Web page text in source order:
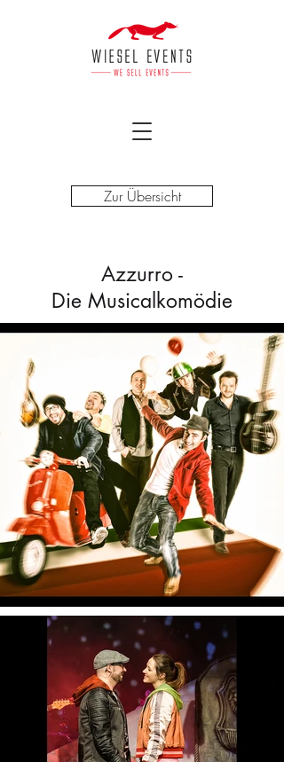
Zur Übersicht
Azzurro -
Die Musicalkomödie